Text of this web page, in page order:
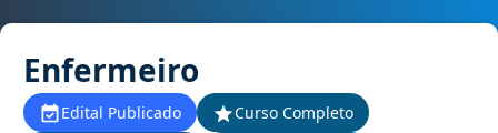
Enfermeiro
Edital Publicado
Curso Completo